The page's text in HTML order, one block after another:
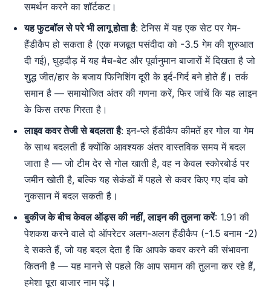
समर्थन करने का शॉर्टकट।
यह फुटबॉल से परे भी लागू होता है: टेनिस में यह एक सेट पर गेम-
हैंडीकैप हो सकता है (एक मजबूत पसंदीदा को -3.5 गेम की शुरुआत
दी गई), घुड़दौड़ में यह मैच-बेट और पूर्वानुमान बाजारों में दिखता है जो
शुद्ध जीत/हार के बजाय फिनिशिंग दूरी के इर्द-गिर्द बने होते हैं। तर्क
समान है — समायोजित अंतर की गणना करें, फिर जांचें कि यह लाइन
के किस तरफ गिरता है।
लाइव कवर तेजी से बदलता है: इन-प्ले हैंडीकैप कीमतें हर गोल या गेम
के साथ बदलती हैं क्योंकि आवश्यक अंतर वास्तविक समय में बदल
जाता है — जो टीम देर से गोल खाती है, वह न केवल स्कोरबोर्ड पर
जमीन खोती है, बल्कि यह सेकंडों में पहले से कवर किए गए दांव को
नुकसान में बदल सकती है।
बुकीज के बीच केवल ऑड्स की नहीं, लाइन की तुलना करें: 1.91 की
पेशकश करने वाले दो ऑपरेटर अलग-अलग हैंडीकैप (-1.5 बनाम -2)
दे सकते हैं, जो यह बदल देता है कि आपके कवर करने की संभावना
कितनी है — यह मानने से पहले कि आप समान की तुलना कर रहे हैं,
हमेशा पूरा बाजार नाम पढ़ें।